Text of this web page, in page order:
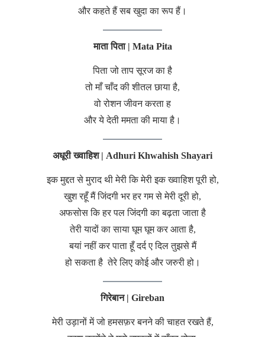
और कहते हैं सब खुदा का रूप हैं।
माता पिता | Mata Pita
पिता जो ताप सूरज का है
तो माँ चाँद की शीतल छाया है,
वो रोशन जीवन करता ह
और ये देती ममता की माया है।
अधूरी ख्वाहिश | Adhuri Khwahish Shayari
इक मुद्दत से मुराद थी मेरी कि मेरी इक ख्वाहिश पूरी हो,
खुश रहूँ मैं जिंदगी भर हर गम से मेरी दूरी हो,
अफसोस कि हर पल जिंदगी का बढ़ता जाता है
तेरी यादों का साया घूम घूम कर आता है,
बयां नहीं कर पाता हूँ दर्द ए दिल तुझसे मैं
हो सकता है तेरे लिए कोई और जरुरी हो।
गिरेबान | Gireban
मेरी उड़ानों में जो हमसफ़र बनने की चाहत रखते हैं,